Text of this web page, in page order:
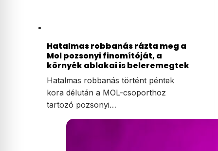
Hatalmas robbanás rázta meg a
Mol pozsonyi finomítóját, a
környék ablakai is beleremegtek
Hatalmas robbanás történt péntek
kora délután a MOL-csoporthoz
tartozó pozsonyi…